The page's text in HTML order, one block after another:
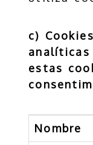
c)
estas
Nombre